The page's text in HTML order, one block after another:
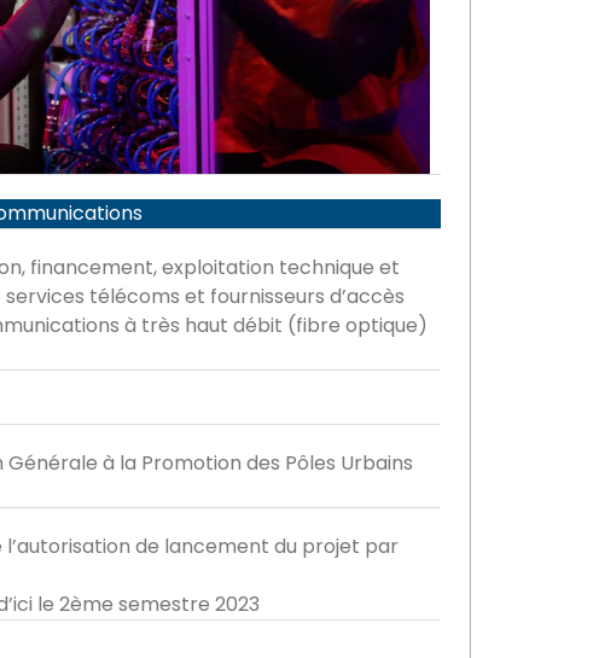
financement, exploitation technique et
télécoms et fournisseurs d’accès
à très haut débit (fibre optique)
Générale à la Promotion des Pôles Urbains
de lancement du projet par
le 2ème semestre 2023